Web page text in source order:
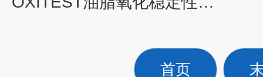
首页